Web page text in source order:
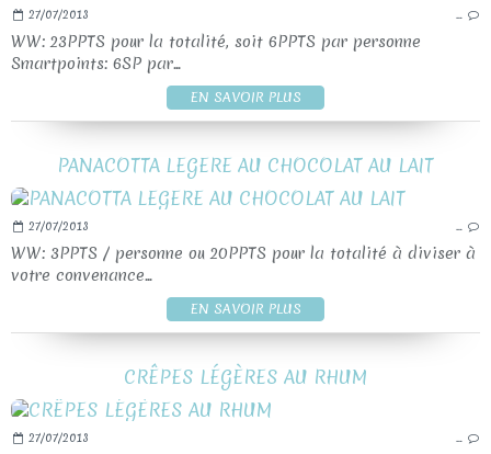
27/07/2013 …
WW: 23PPTS pour la totalité, soit 6PPTS par personne
Smartpoints: 6SP par...
EN SAVOIR PLUS
PANACOTTA LEGERE AU CHOCOLAT AU LAIT
27/07/2013 …
WW: 3PPTS / personne ou 20PPTS pour la totalité à diviser à
votre convenance...
EN SAVOIR PLUS
CRÊPES LÉGÈRES AU RHUM
27/07/2013 …